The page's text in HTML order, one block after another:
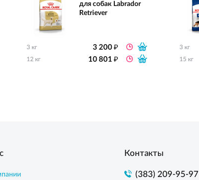
для собак Labrador
Retriever
3 кг 3 200₽
12 кг 10 801₽
3 кг
15 кг
Контакты
(383) 209-95-97